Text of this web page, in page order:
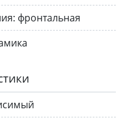
фронтальная